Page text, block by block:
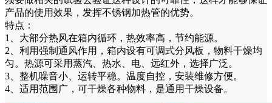
产品的使用效果，发挥不锈钢加热管的优势。
特点：
1、大部分热风在箱内循环，热效率高，节约能源。
2、利用强制通风作用，箱内设有可调式分风板，物料干燥均
匀。热源可采用蒸汽、热水、电、远红外，选择广泛。
3、整机噪音小、运转平稳。温度自控，安装维修方便。
4、适用范围广，可干燥各种物料，是通用干燥设备。